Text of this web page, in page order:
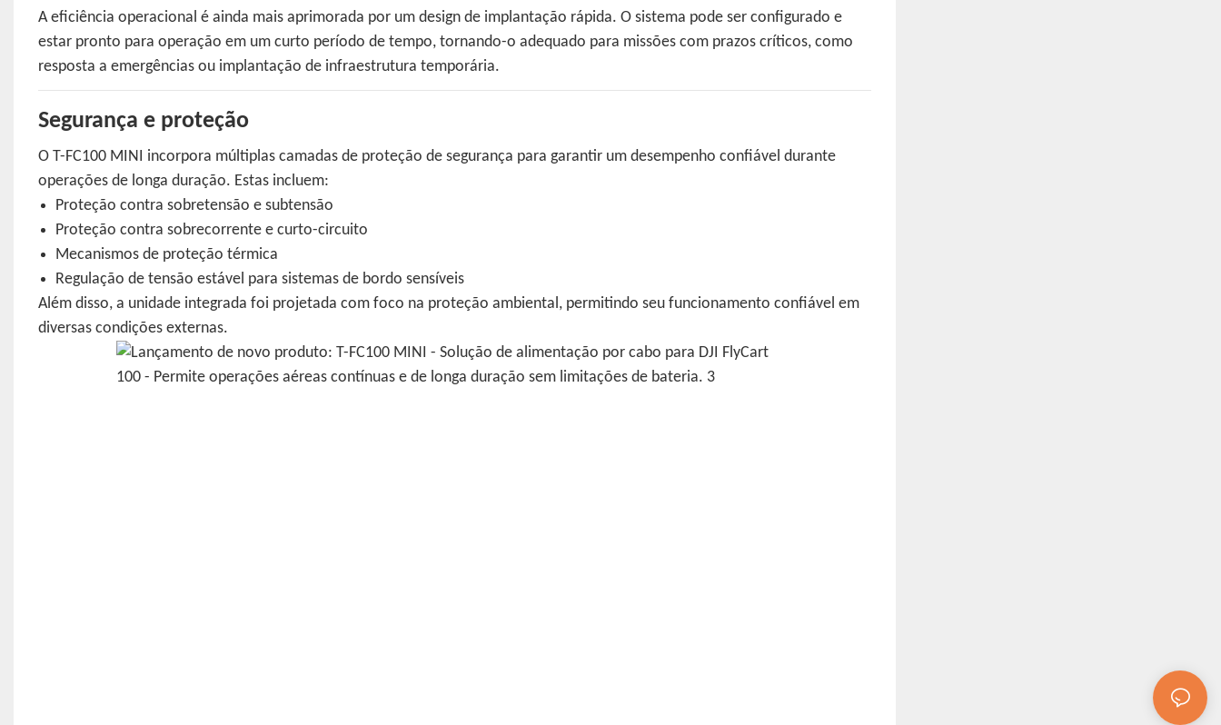
A eficiência operacional é ainda mais aprimorada por um design de implantação rápida. O sistema pode ser configurado e
estar pronto para operação em um curto período de tempo, tornando-o adequado para missões com prazos críticos, como
resposta a emergências ou implantação de infraestrutura temporária.
Segurança e proteção
O T-FC100 MINI incorpora múltiplas camadas de proteção de segurança para garantir um desempenho confiável durante
operações de longa duração. Estas incluem:
Proteção contra sobretensão e subtensão
Proteção contra sobrecorrente e curto-circuito
Mecanismos de proteção térmica
Regulação de tensão estável para sistemas de bordo sensíveis
Além disso, a unidade integrada foi projetada com foco na proteção ambiental, permitindo seu funcionamento confiável em
diversas condições externas.